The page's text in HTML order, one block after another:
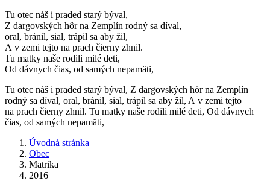
Tu otec náš i praded starý býval,
Z dargovských hôr na Zemplín rodný sa díval,
oral, bránil, sial, trápil sa aby žil,
A v zemi tejto na prach čierny zhnil.
Tu matky naše rodili milé deti,
Od dávnych čias, od samých nepamäti,
Tu otec náš i praded starý býval, Z dargovských hôr na Zemplín
rodný sa díval, oral, bránil, sial, trápil sa aby žil, A v zemi tejto
na prach čierny zhnil. Tu matky naše rodili milé deti, Od dávnych
čias, od samých nepamäti,
Úvodná stránka
Obec
Matrika
2016